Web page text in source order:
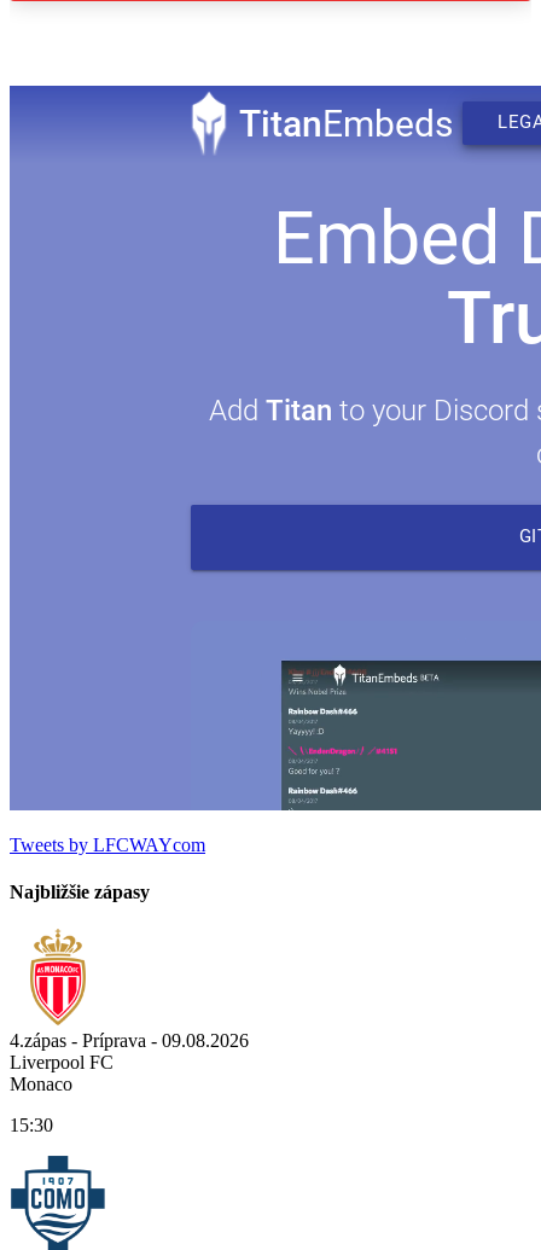
Tweets by LFCWAYcom
Najbližšie zápasy
4.zápas - Príprava - 09.08.2026
Liverpool FC
Monaco
15:30